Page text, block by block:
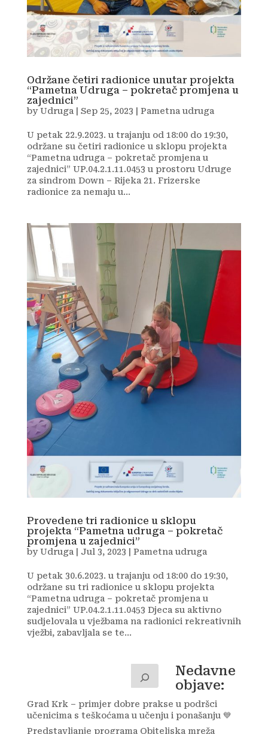
Održane četiri radionice unutar projekta
“Pametna Udruga – pokretač promjena u
zajednici”
byUdruga Sep 25, 2023 Pametna udruga
U petak 22.9.2023. u trajanju od 18:00 do 19:30,
održane su četiri radionice u sklopu projekta
“Pametna udruga – pokretač promjena u
zajednici” UP.04.2.1.11.0453 u prostoru Udruge
za sindrom Down – Rijeka 21. Frizerske
radionice za nemaju u...
Provedene tri radionice u sklopu
projekta “Pametna udruga – pokretač
promjena u zajednici”
byUdruga| Jul 3, 2023 Pametna udruga
U petak 30.6.2023. u trajanju od 18:00 do 19:30,
održane su tri radionice u sklopu projekta
“Pametna udruga – pokretač promjena u
zajednici” UP.04.2.1.11.0453 Djeca su aktivno
sudjelovala u vježbama na radionici rekreativnih
vježbi, zabavljala se te...
Nedavne
objave:
Grad Krk – primjer dobre prakse u podršci
učenicima s teškoćama u učenju i ponašanju 💙
Predstavljanje programa Obiteljska mreža